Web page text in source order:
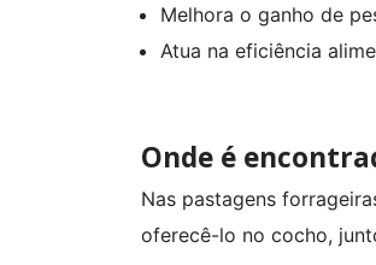
Melhora o ganho de
Atua na eficiência
Onde é
Nas pastagens
oferecê-lo no cocho,